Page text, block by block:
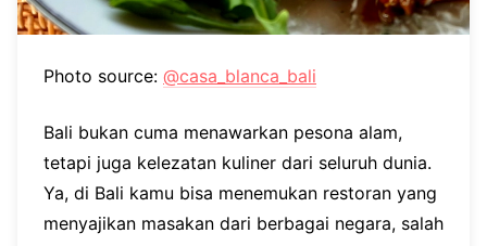
Photo source: @casa_blanca_bali
Bali bukan cuma menawarkan pesona alam,
tetapi juga kelezatan kuliner dari seluruh dunia.
Ya, di Bali kamu bisa menemukan restoran yang
menyajikan masakan dari berbagai negara, salah